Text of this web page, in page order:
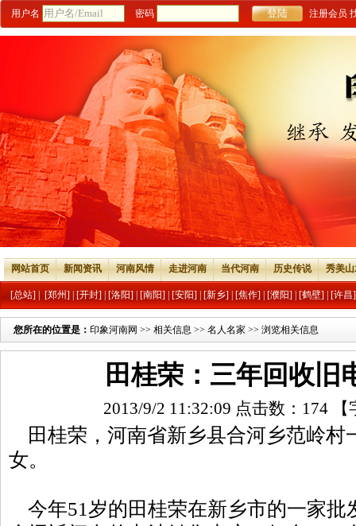
用户名 密码 注册会员
网站首页 新闻资讯 河南风情 走进河南 当代河南 历史传说 秀美
[总站] [郑州] [开封] [洛阳] [南阳] [安阳] [新乡] [焦作] [濮阳] [鹤壁] [许昌]
您所在的位置是： 印象河南网 >> 相关信息 >> 名人名家 >> 浏览相关信息
田桂荣：三年回收旧
2013/9/2 11:32:09 点击数： 174
田桂荣，河南省新乡县合河乡范岭村
女。
今年51岁的田桂荣在新乡市的一家批